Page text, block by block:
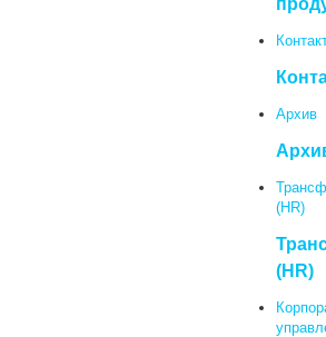
Архив
(HR)
(HR)